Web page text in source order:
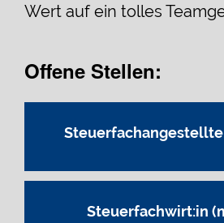
Wert auf ein tolles
Offene Stellen:
Steuerfachwirt:in